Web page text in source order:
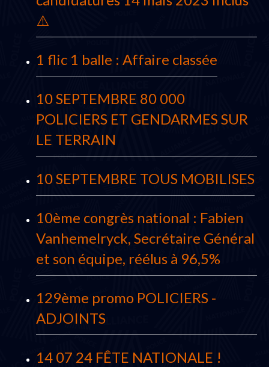
⚠️
1 flic 1 balle : Affaire classée
10 SEPTEMBRE 80 000
POLICIERS ET GENDARMES SUR
LE TERRAIN
10 SEPTEMBRE TOUS MOBILISES
10ème congrès national : Fabien
Vanhemelryck, Secrétaire Général
et son équipe, réélus à 96,5%
129ème promo POLICIERS -
ADJOINTS
14 07 24 FÊTE NATIONALE !